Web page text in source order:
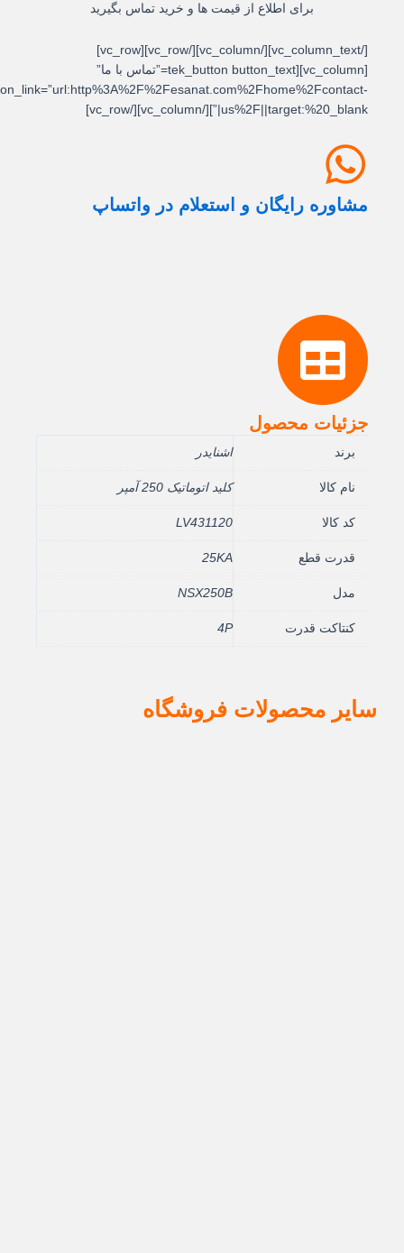
برای اطلاع از قیمت ها و خرید تماس بگیرید
[/vc_column_text][/vc_column][/vc_row][vc_row]
[vc_column][tek_button button_text=”تماس با ما”
button_link=”url:http%3A%2F%2Fesanat.com%2Fhome%2Fcontact-
us%2F||target:%20_blank|”][/vc_column][/vc_row]
مشاوره رایگان و استعلام در واتساپ
جزئیات محصول
اشنایدر
نام کالا کلید اتوماتیک 250 آمپر
کد کالا LV431120
قدرت قطع 25KA
NSX250B
کنتاکت قدرت
سایر محصولات فروشگاه